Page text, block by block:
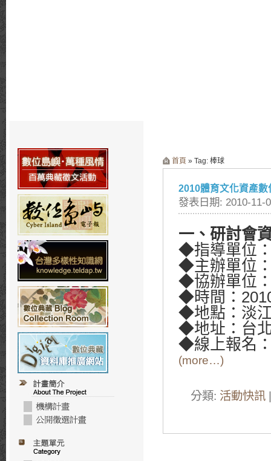
首頁 » Tag: 棒球
2010體育文化資產
發表日期: 2010-11-
一、研討會
◆指導單位
◆主辦單位
◆協辦單位
◆時間：
◆地點：淡
◆地址：台
◆線上報名
(more…)
分類: 活動快訊